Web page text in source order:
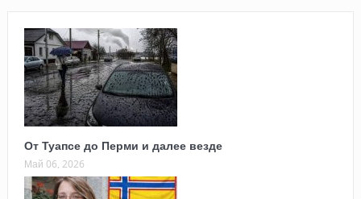
От Туапсе до Перми и далее везде
Май 06, 2026